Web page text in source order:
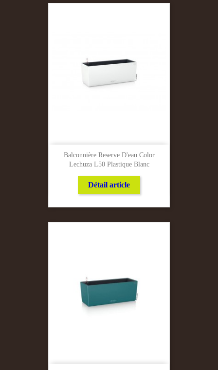
Balconnière Reserve D'eau Color
Lechuza L50 Plastique Blanc
Détail article